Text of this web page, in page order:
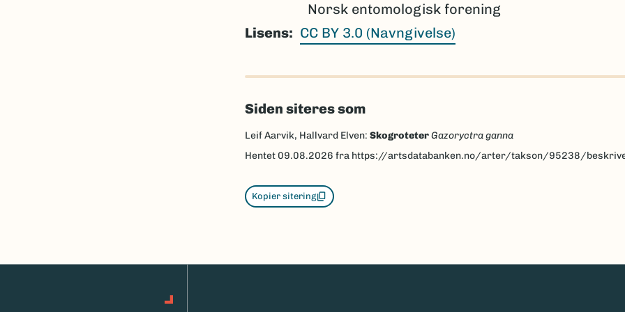
Norsk entomologisk forening
Lisens
CC BY 3.0 (Navngivelse)
Siden siteres som
Leif Aarvik, Hallvard Elven: SkogroteterGazoryctra ganna
Hentet 09.08.2026 fra https://artsdatabanken.no/arter/takson/95238/
Kopier sitering